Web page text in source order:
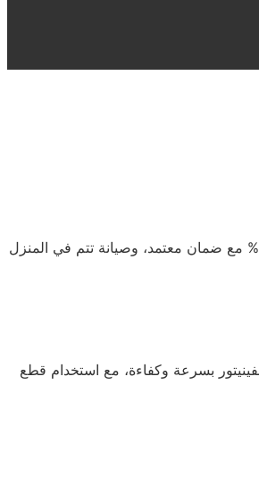
مع مركز صيانة كلفينيتور ابو كبير، أصبح الحصول على خدمة صيانة موثوقة وسريعة للأجهزة المنزلية أسهل من أي وقت مضى. نُوفر لكم قطع غيار أصلية 100% مع ضمان معتمد، وصيانة تتم في المنزل
بسرعة وكفاءة، مع استخدام قطع